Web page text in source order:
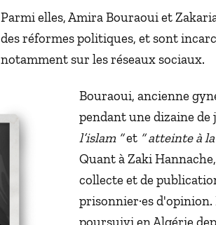
Parmi elles, Amira Bouraoui et
des réformes politiques, et sont
notamment sur les réseaux sociaux.
Bouraoui, ancienne
pendant une dizaine
l’islam ”et “ atteinte à
Quant à Zaki
collecte et de
prisonnier·es